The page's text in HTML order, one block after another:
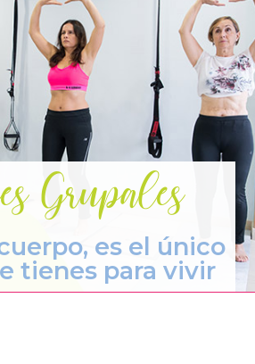
Grupales
es el único
tienes para vivir